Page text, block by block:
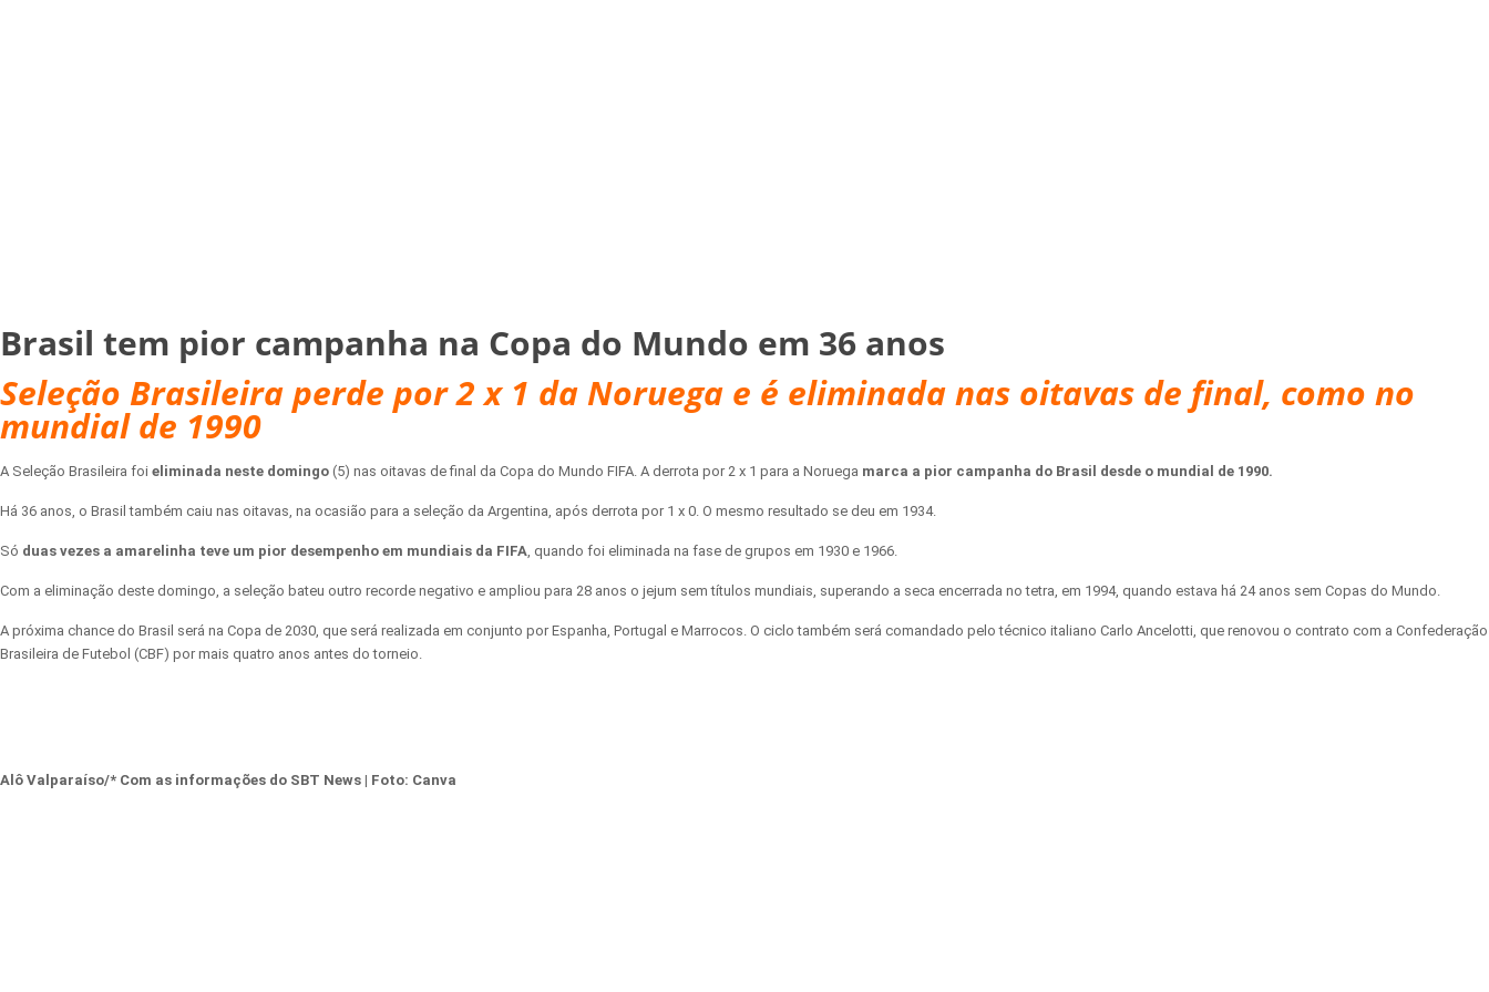
Brasil tem pior campanha na Copa do Mundo em 36 anos
Seleção Brasileira perde por 2 x 1 da Noruega e é eliminada nas oitavas de final, como no
mundial de 1990
A Seleção Brasileira foi eliminada neste domingo (5) nas oitavas de final da Copa do Mundo FIFA. A derrota por 2 x 1 para a Noruega marca a pior campanha do Brasil desde o mundial de 1990.
Há 36 anos, o Brasil também caiu nas oitavas, na ocasião para a seleção da Argentina, após derrota por 1 x 0. O mesmo resultado se deu em 1934.
Só duas vezes a amarelinha teve um pior desempenho em mundiais da FIFA , quando foi eliminada na fase de grupos em 1930 e 1966.
Com a eliminação deste domingo, a seleção bateu outro recorde negativo e ampliou para 28 anos o jejum sem títulos mundiais, superando a seca encerrada no tetra, em 1994, quando estava há 24 anos sem Copas do Mundo.
A próxima chance do Brasil será na Copa de 2030, que será realizada em conjunto por Espanha, Portugal e Marrocos. O ciclo também será comandado pelo técnico italiano Carlo Ancelotti, que renovou o contrato com a Confederação
Brasileira de Futebol (CBF) por mais quatro anos antes do torneio.
Alô Valparaíso/* Com as informações do SBT News | Foto: Canva